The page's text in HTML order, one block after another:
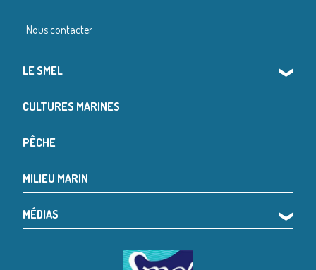
Nous contacter
LE SMEL ❯
CULTURES MARINES
PÊCHE
MILIEU MARIN
MÉDIAS ❯